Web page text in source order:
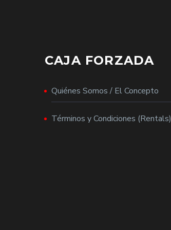
CAJA FORZADA
Quiénes Somos / El Concepto
Términos y Condiciones (Rentals)